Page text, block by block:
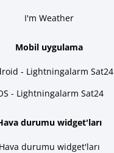
I'm Weather
Mobil uygulama
- Lightningalarm Sat24
- Lightningalarm Sat24
durumu widget'ları
Hava durumu widget'ları